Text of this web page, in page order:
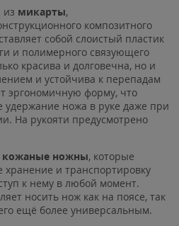
из микарты,
композитного
собой слоистый пластик
и полимерного связующего
красива и долговечна, но и
и устойчива к перепадам
эргономичную форму, что
удержание ножа в руке даже при
На рукояти предусмотрено
кожаные ножны, которые
хранение и транспортировку
к нему в любой момент.
носить нож как на поясе, так
ещё более универсальным.